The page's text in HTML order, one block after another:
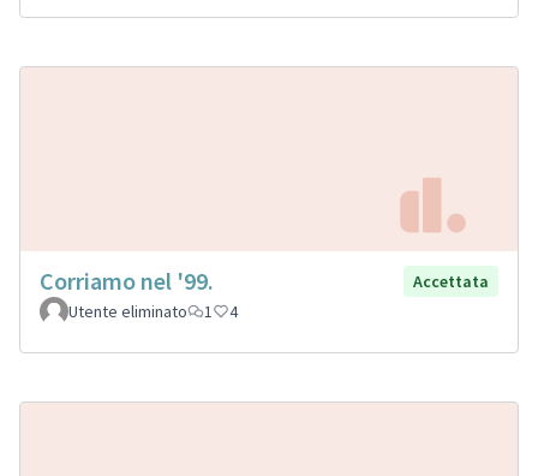
Corriamo nel '99.
Accettata
Utente eliminato
1 4